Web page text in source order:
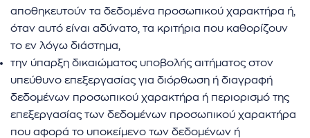
αποθηκευτούν τα δεδομένα προσωπικού χαρακτήρα ή,
όταν αυτό είναι αδύνατο, τα κριτήρια που καθορίζουν
το εν λόγω διάστημα,
την ύπαρξη δικαιώματος υποβολής αιτήματος στον
υπεύθυνο επεξεργασίας για διόρθωση ή διαγραφή
δεδομένων προσωπικού χαρακτήρα ή περιορισμό της
επεξεργασίας των δεδομένων προσωπικού χαρακτήρα
που αφορά το υποκείμενο των δεδομένων ή